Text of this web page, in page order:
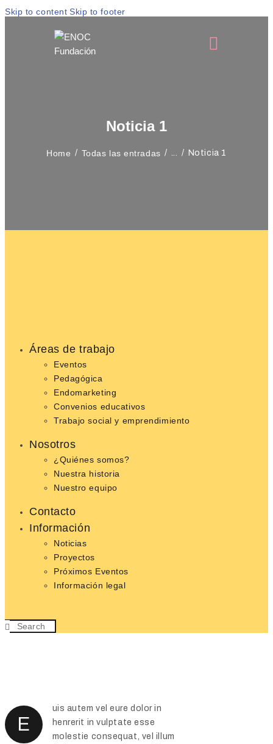
Skip to content Skip to footer
Noticia 1
Home Todas las entradas ... Noticia 1
Áreas de trabajo
Eventos
Pedagógica
Endomarketing
Convenios educativos
Trabajo social y emprendimiento
Nosotros
¿Quiénes somos?
Nuestra historia
Nuestro equipo
Contacto
Información
Noticias
Proyectos
Próximos Eventos
Información legal
E
uis autem vel eure dolor in
henrerit in vulptate esse
molestie consequat, vel illum